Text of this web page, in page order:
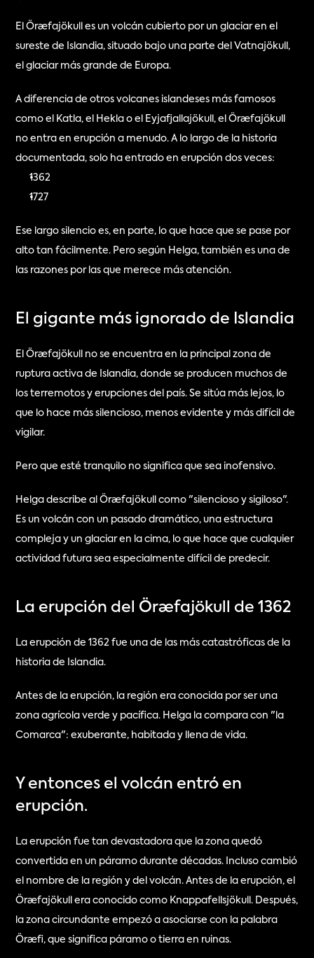
El Öræfajökull es un volcán cubierto por un glaciar en el
sureste de Islandia, situado bajo una parte del Vatnajökull,
el glaciar más grande de Europa.
A diferencia de otros volcanes islandeses más famosos
como el Katla, el Hekla o el Eyjafjallajökull, el Öræfajökull
no entra en erupción a menudo. A lo largo de la historia
documentada, solo ha entrado en erupción dos veces:
1362
1727
Ese largo silencio es, en parte, lo que hace que se pase por
alto tan fácilmente. Pero según Helga, también es una de
las razones por las que merece más atención.
El gigante más ignorado de Islandia
El Öræfajökull no se encuentra en la principal zona de
ruptura activa de Islandia, donde se producen muchos de
los terremotos y erupciones del país. Se sitúa más lejos, lo
que lo hace más silencioso, menos evidente y más difícil de
vigilar.
Pero que esté tranquilo no significa que sea inofensivo.
Helga describe al Öræfajökull como "silencioso y sigiloso".
Es un volcán con un pasado dramático, una estructura
compleja y un glaciar en la cima, lo que hace que cualquier
actividad futura sea especialmente difícil de predecir.
La erupción del Öræfajökull de 1362
La erupción de 1362 fue una de las más catastróficas de la
historia de Islandia.
Antes de la erupción, la región era conocida por ser una
zona agrícola verde y pacífica. Helga la compara con "la
Comarca": exuberante, habitada y llena de vida.
Y entonces el volcán entró en
erupción.
La erupción fue tan devastadora que la zona quedó
convertida en un páramo durante décadas. Incluso cambió
el nombre de la región y del volcán. Antes de la erupción, el
Öræfajökull era conocido como Knappafellsjökull. Después,
la zona circundante empezó a asociarse con la palabra
Öræfi, que significa páramo o tierra en ruinas.